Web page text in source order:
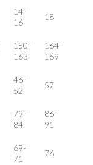
14-
16
18
150-
163
164-
169
46-
52
57
79-
84
86-
91
69-
71
76